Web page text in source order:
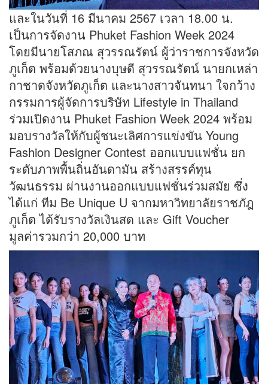
และในวันที่ 16 มีนาคม 2567 เวลา 18.00 น.
เป็นการจัดงาน Phuket Fashion Week 2024
โดยมีนายโสภณ สุวรรณรัตน์ ผู้ว่าราชการจังหวัด
ภูเก็ต พร้อมด้วยนางบุษดี สุวรรณรัตน์ นายกเหล่า
กาชาดจังหวัดภูเก็ต และนางสาวจันทนา ใจกว้าง
กรรมการผู้จัดการบริษัท Lifestyle in Thailand
ร่วมเปิดงาน Phuket Fashion Week 2024 พร้อม
มอบรางวัลให้กับผู้ชนะเลิศการแข่งขัน Young
Fashion Designer Contest ออกแบบแฟชั่น ยก
ระดับภาพพื้นถิ่นอันดามัน สร้างสรรค์ทุน
วัฒนธรรม ผ่านงานออกแบบแฟชั่นร่วมสมัย ซึ่ง
ได้แก่ ทีม Be Unique U จากมหาวิทยาลัยราชภัฎ
ภูเก็ต ได้รับรางวัลเงินสด และ Gift Voucher
มูลค่ารวมกว่า 20,000 บาท